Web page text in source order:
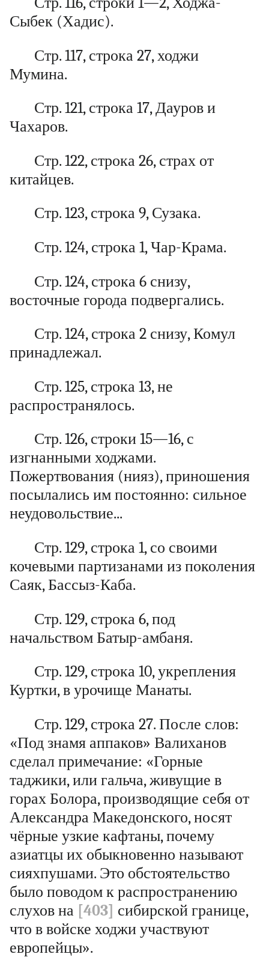
Сыбек (Хадис).
Стр. 117, строка 27, ходжи
Мумина.
Стр. 121, строка 17, Дауров и
Чахаров.
Стр. 122, строка 26, страх от
китайцев.
Стр. 123, строка 9, Сузака.
Стр. 124, строка 1, Чар-Крама.
Стр. 124, строка 6 снизу,
восточные города подвергались.
Стр. 124, строка 2 снизу, Комул
принадлежал.
Стр. 125, строка 13, не
распространялось.
Стр. 126, строки 15—16, с
изгнанными ходжами.
Пожертвования (нияз), приношения
посылались им постоянно: сильное
неудовольствие...
Стр. 129, строка 1, со своими
кочевыми партизанами из поколения
Саяк, Бассыз-Каба.
Стр. 129, строка 6, под
начальством Батыр-амбаня.
Стр. 129, строка 10, укрепления
Куртки, в урочище Манаты.
Стр. 129, строка 27. После слов:
«Под знамя аппаков» Валиханов
сделал примечание: «Горные
таджики, или гальча, живущие в
горах Болора, производящие себя от
Александра Македонского, носят
чёрные узкие кафтаны, почему
азиатцы их обыкновенно называют
сияхпушами. Это обстоятельство
было поводом к распространению
слухов на [403] сибирской границе,
что в войске ходжи участвуют
европейцы».